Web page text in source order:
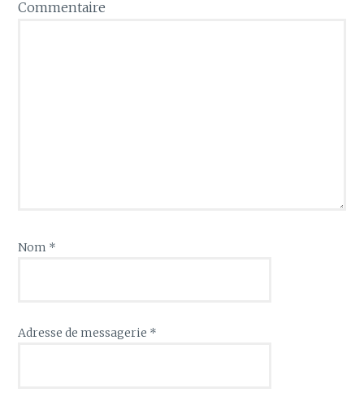
Commentaire
Nom *
Adresse de messagerie *